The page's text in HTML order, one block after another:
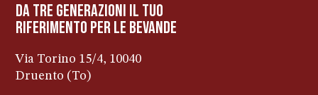
da tre generazioni il tuo
riferimento per le bevanDe
Via Torino 15/4, 10040
Druento (To)